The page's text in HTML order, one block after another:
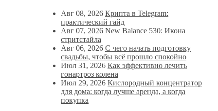
Авг 08, 2026 Крипта в Telegram:
практический гайд
Авг 07, 2026 New Balance 530: Икона
стритстайла
Авг 06, 2026 С чего начать подготовку
свадьбы, чтобы всё прошло спокойно
Июл 31, 2026 Как эффективно лечить
гонартроз колена
Июл 29, 2026 Кислородный концентратор
для дома: когда лучше аренда, а когда
покупка